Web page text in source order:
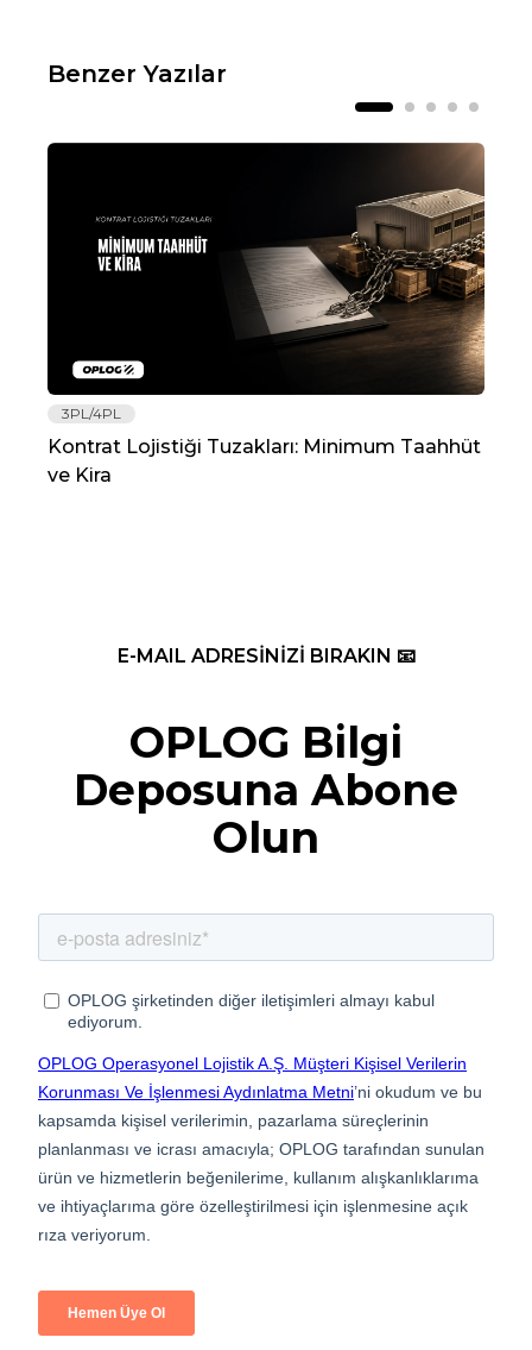
Benzer Yazılar
3PL/4PL
Kontrat Lojistiği Tuzakları: Minimum Taahhüt
ve Kira
E-MAIL ADRESİNİZİ BIRAKIN 📧
OPLOG Bilgi
Deposuna Abone
Olun